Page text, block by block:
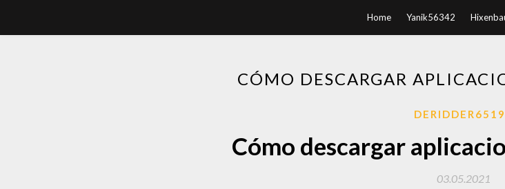
Home Yanik56342
CÓMO DESCARGAR
Cómo descargar
03.05.2021